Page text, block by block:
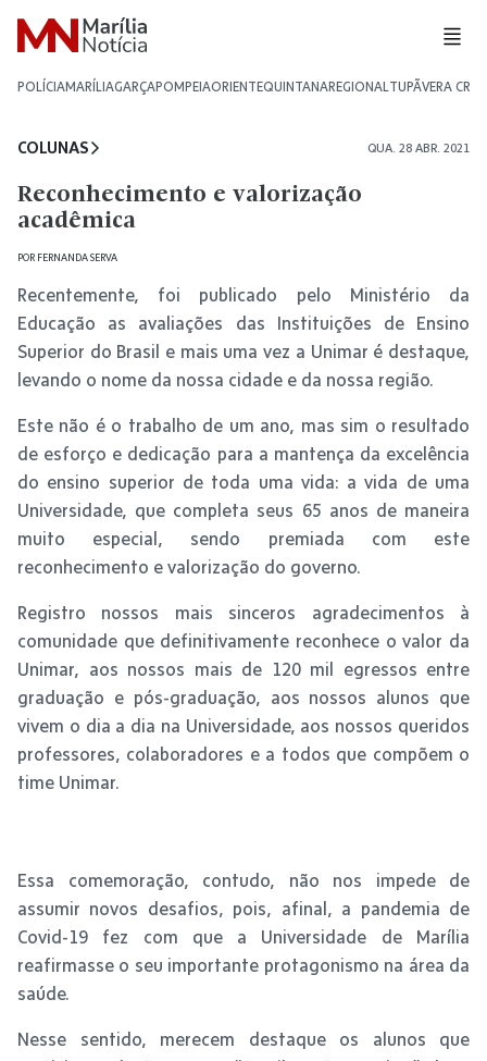
POLÍCIAMARÍLIAGARÇAPOMPEIAORIENTEQUINTANAREGIONALTUPÃVERA CRUZ
COLUNAS QUA. 28 ABR. 2021
Reconhecimento e valorização
acadêmica
POR FERNANDA SERVA
Recentemente, foi publicado pelo Ministério da
Educação as avaliações das Instituições de Ensino
Superior do Brasil e mais uma vez a Unimar é destaque,
levando o nome da nossa cidade e da nossa região.
Este não é o trabalho de um ano, mas sim o resultado
de esforço e dedicação para a mantença da excelência
do ensino superior de toda uma vida: a vida de uma
Universidade, que completa seus 65 anos de maneira
muito especial, sendo premiada com este
reconhecimento e valorização do governo.
Registro nossos mais sinceros agradecimentos à
comunidade que definitivamente reconhece o valor da
Unimar, aos nossos mais de 120 mil egressos entre
graduação e pós-graduação, aos nossos alunos que
vivem o dia a dia na Universidade, aos nossos queridos
professores, colaboradores e a todos que compõem o
time Unimar.
Essa comemoração, contudo, não nos impede de
assumir novos desafios, pois, afinal, a pandemia de
Covid-19 fez com que a Universidade de Marília
reafirmasse o seu importante protagonismo na área da
saúde.
Nesse sentido, merecem destaque os alunos que